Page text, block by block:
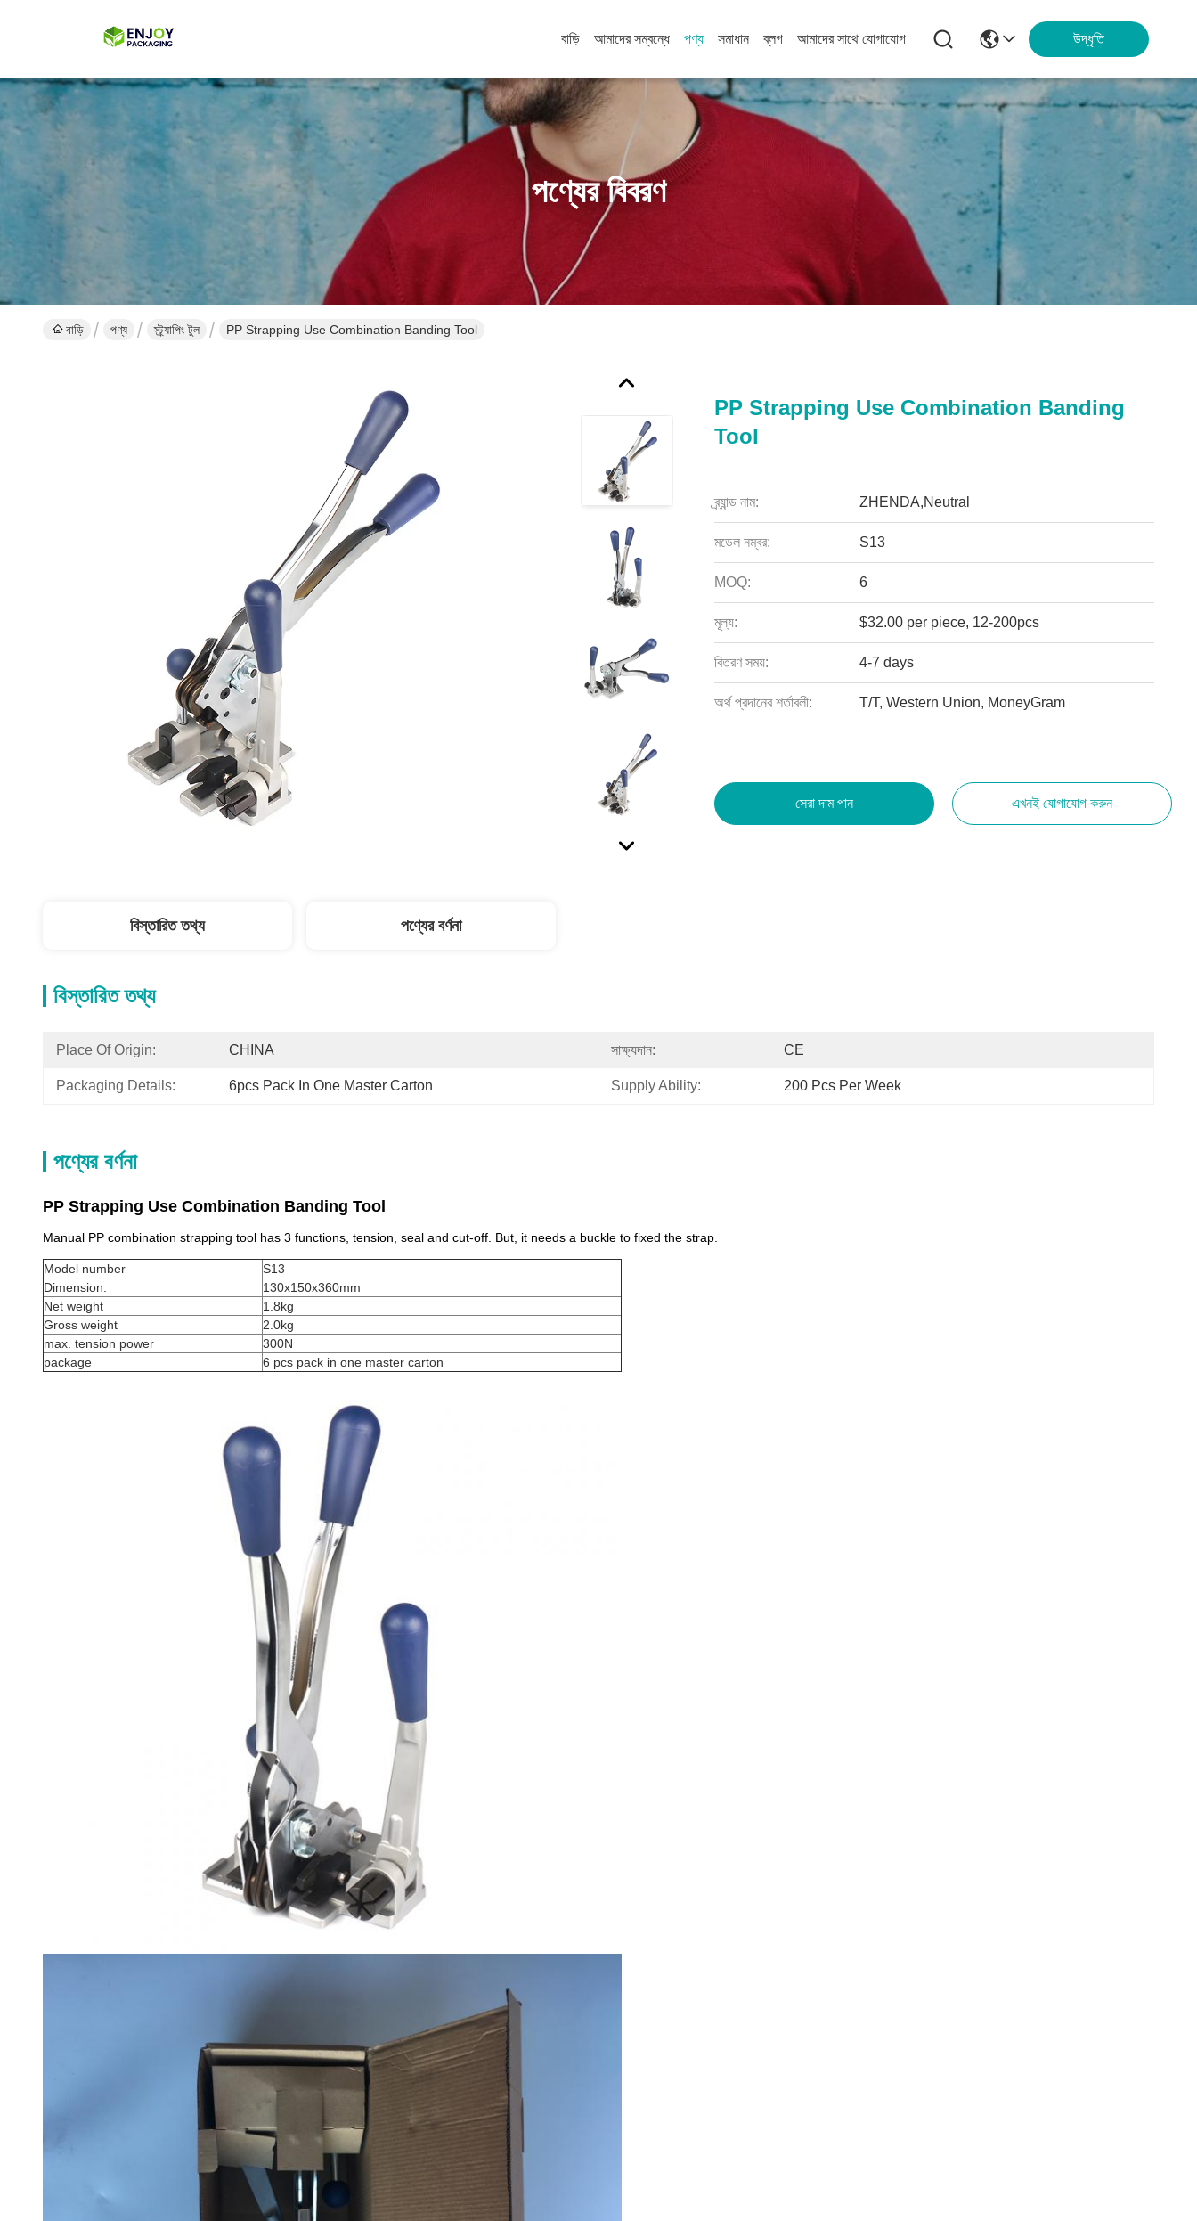
বাড়ি আমাদের সম্বন্ধে পণ্য সমাধান ব্লগ আমাদের সাথে যোগাযোগ উদ্ধৃতি
পণ্যের বিবরণ
বাড়ি পণ্য স্ট্র্যাপিং টুল PP Strapping Use Combination Banding Tool
PP Strapping Use Combination Banding
Tool
ব্র্যান্ড নাম: ZHENDA,Neutral
মডেল নম্বর: S13
MOQ: 6
মূল্য: $32.00 per piece, 12-200pcs
বিতরণ সময়: 4-7 days
অর্থ প্রদানের শর্তাবলী: T/T, Western Union, MoneyGram
সেরা দাম পান এখনই যোগাযোগ করুন
বিস্তারিত তথ্য পণ্যের বর্ণনা
বিস্তারিত তথ্য
Place Of Origin: CHINA সাক্ষ্যদান: CE
Packaging Details: 6pcs Pack In One Master Carton Supply Ability: 200 Pcs Per Week
পণ্যের বর্ণনা
PP Strapping Use Combination Banding Tool
Manual PP combination strapping tool has 3 functions, tension, seal and cut-off. But, it needs a buckle to fixed the strap.
Model number
S13
Dimension:
130x150x360mm
Net weight
1.8kg
Gross weight
2.0kg
max. tension power
300N
package
6 pcs pack in one master carton